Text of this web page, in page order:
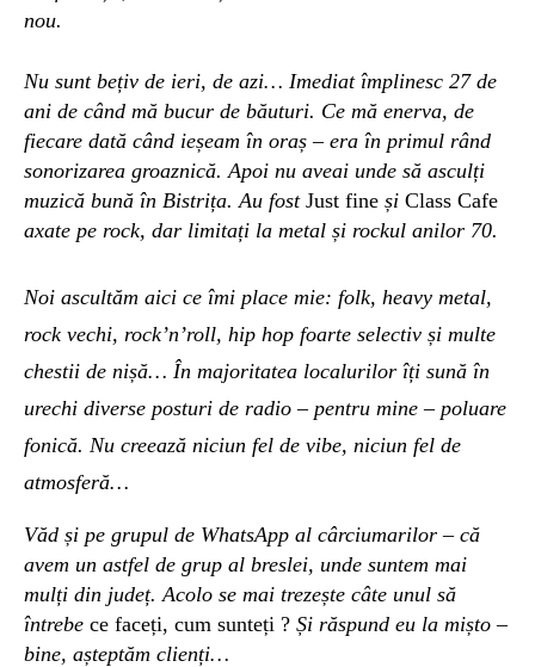
nou.
Nu sunt bețiv de ieri, de azi… Imediat împlinesc 27 de
ani de când mă bucur de băuturi. Ce mă enerva, de
fiecare dată când ieșeam în oraș – era în primul rând
sonorizarea groaznică. Apoi nu aveai unde să asculți
muzică bună în Bistrița. Au fost Just fine și Class Cafe
axate pe rock, dar limitați la metal și rockul anilor 70.
Noi ascultăm aici ce îmi place mie: folk, heavy metal,
rock vechi, rock’n’roll, hip hop foarte selectiv și multe
chestii de nișă… În majoritatea localurilor îți sună în
urechi diverse posturi de radio – pentru mine – poluare
fonică. Nu creează niciun fel de vibe, niciun fel de
atmosferă…
Văd și pe grupul de WhatsApp al cârciumarilor – că
avem un astfel de grup al breslei, unde suntem mai
mulți din județ. Acolo se mai trezește câte unul să
întrebe ce faceți, cum sunteți ? Și răspund eu la mișto –
bine, așteptăm clienți…